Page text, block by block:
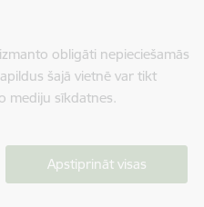
obligāti nepieciešamās
šajā vietnē var tikt
mediju sīkdatnes.
Apstiprināt visas